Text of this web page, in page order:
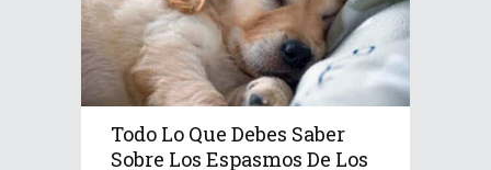
Todo Lo Que Debes Saber
Sobre Los Espasmos De Los